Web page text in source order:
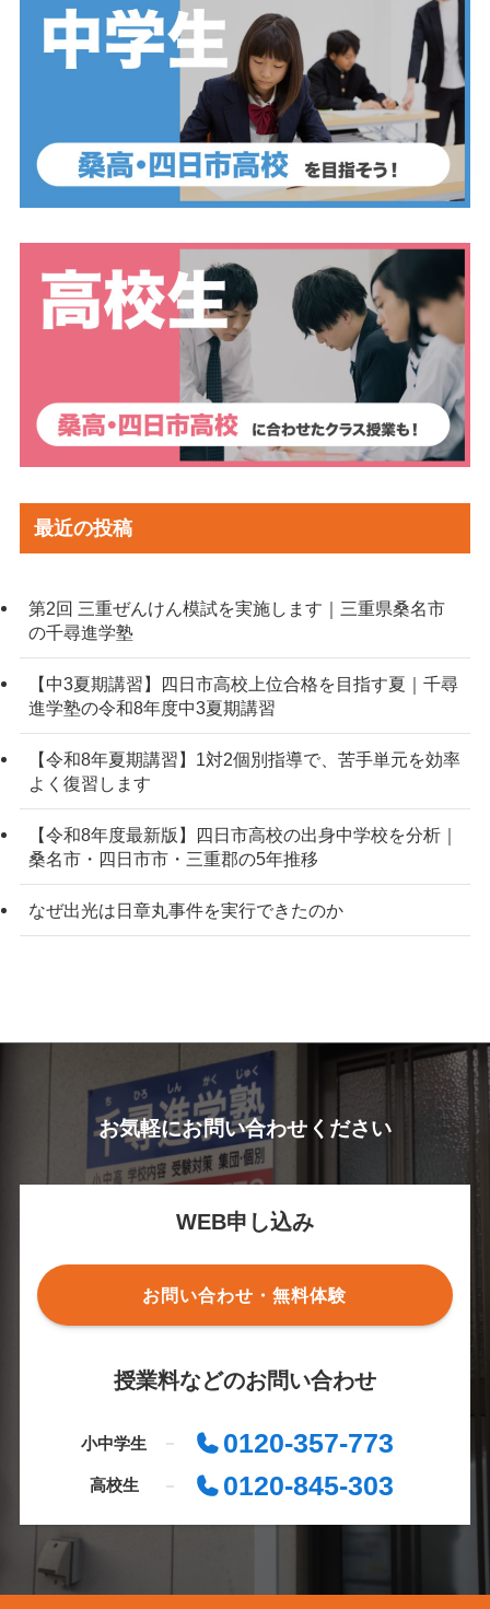
最近の投稿
第2回 三重ぜんけん模試を実施します｜三重県桑名市
の千尋進学塾
【中3夏期講習】四日市高校上位合格を目指す夏｜千尋
進学塾の令和8年度中3夏期講習
【令和8年夏期講習】1対2個別指導で、苦手単元を効率
よく復習します
【令和8年度最新版】四日市高校の出身中学校を分析｜
桑名市・四日市市・三重郡の5年推移
なぜ出光は日章丸事件を実行できたのか
お気軽にお問い合わせください
WEB申し込み
お問い合わせ・無料体験
授業料などのお問い合わせ
小中学生 0120-357-773
高校生 0120-845-303